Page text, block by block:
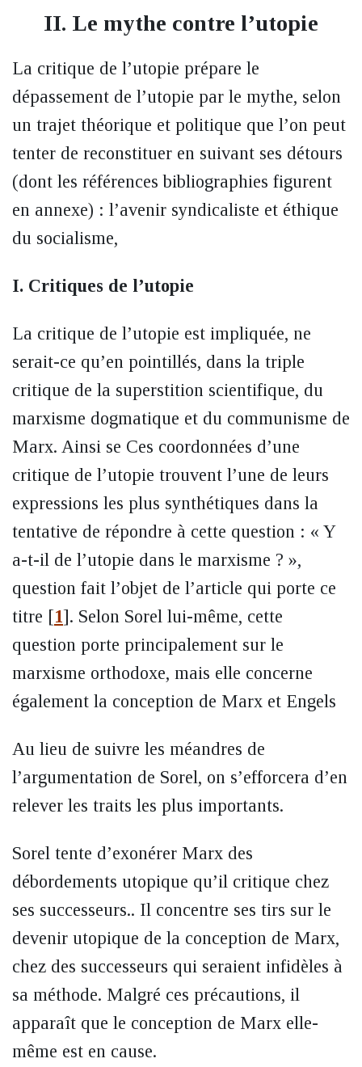
II. Le mythe contre l’utopie
La critique de l’utopie prépare le
dépassement de l’utopie par le mythe, selon
un trajet théorique et politique que l’on peut
tenter de reconstituer en suivant ses détours
(dont les références bibliographies figurent
en annexe) : l’avenir syndicaliste et éthique
du socialisme,
I. Critiques de l’utopie
La critique de l’utopie est impliquée, ne
serait-ce qu’en pointillés, dans la triple
critique de la superstition scientifique, du
marxisme dogmatique et du communisme de
Marx. Ainsi se Ces coordonnées d’une
critique de l’utopie trouvent l’une de leurs
expressions les plus synthétiques dans la
tentative de répondre à cette question : « Y
a-t-il de l’utopie dans le marxisme ? »,
question fait l’objet de l’article qui porte ce
titre [1]. Selon Sorel lui-même, cette
question porte principalement sur le
marxisme orthodoxe, mais elle concerne
également la conception de Marx et Engels
Au lieu de suivre les méandres de
l’argumentation de Sorel, on s’efforcera d’en
relever les traits les plus importants.
Sorel tente d’exonérer Marx des
débordements utopique qu’il critique chez
ses successeurs.. Il concentre ses tirs sur le
devenir utopique de la conception de Marx,
chez des successeurs qui seraient infidèles à
sa méthode. Malgré ces précautions, il
apparaît que le conception de Marx elle-
même est en cause.